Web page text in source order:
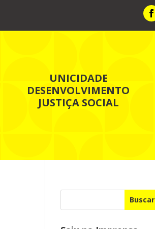
UNICIDADE
DESENVOLVIMENTO
JUSTIÇA SOCIAL
Buscar